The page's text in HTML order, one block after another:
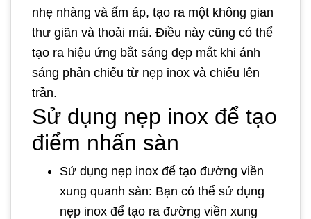
nhẹ nhàng và ấm áp, tạo ra một không gian
thư giãn và thoải mái. Điều này cũng có thể
tạo ra hiệu ứng bắt sáng đẹp mắt khi ánh
sáng phản chiếu từ nẹp inox và chiếu lên
trần.
Sử dụng nẹp inox để tạo
điểm nhấn sàn
Sử dụng nẹp inox để tạo đường viền
xung quanh sàn: Bạn có thể sử dụng
nẹp inox để tạo ra đường viền xung